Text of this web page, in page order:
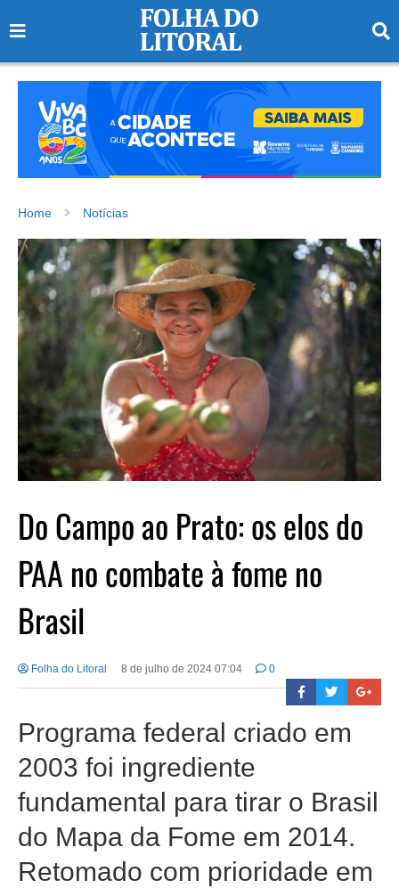
Home Notícias
Do Campo ao Prato: os elos do
PAA no combate à fome no
Brasil
Folha do Litoral 8 de julho de 2024 07:04 0
Programa federal criado em
2003 foi ingrediente
fundamental para tirar o Brasil
do Mapa da Fome em 2014.
Retomado com prioridade em